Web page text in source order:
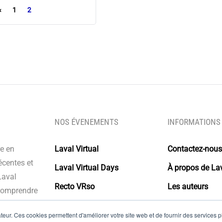
Ces cookies permettent d'améliorer votre site web et de fournir des services
1 2
en
et
NOS ÉVENEMENTS
Laval Virtual
Laval Virtual Days
Recto VRso
Contactez-nous
À propos de
Les auteurs